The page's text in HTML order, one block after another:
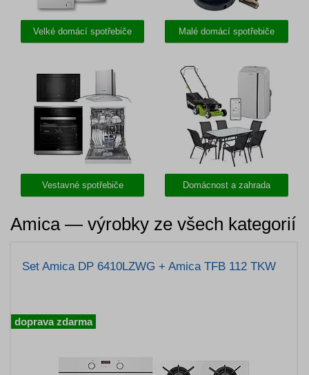
Velké domácí spotřebiče Malé domácí spotřebiče
Vestavné spotřebiče Domácnost a zahrada
Amica — výrobky ze všech kategorií
Set Amica DP 6410LZWG + Amica TFB 112 TKW
doprava zdarma